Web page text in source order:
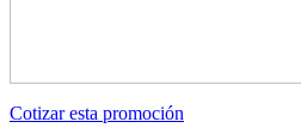
Cotizar esta promoción